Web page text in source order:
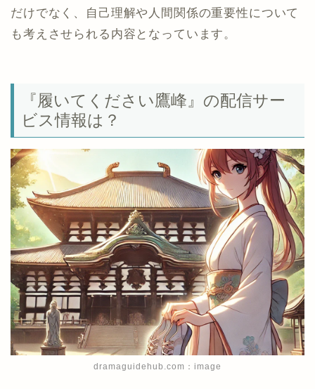
だけでなく、自己理解や人間関係の重要性について
も考えさせられる内容となっています。
『履いてください鷹峰』の配信サー
ビス情報は？
dramaguidehub.com：image